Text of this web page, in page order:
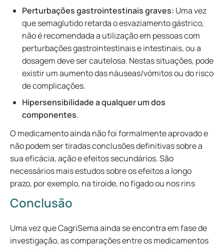
Perturbações gastrointestinais graves: Uma vez
que semaglutido retarda o esvaziamento gástrico,
não é recomendada a utilização em pessoas com
perturbações gastrointestinais e intestinais, ou a
dosagem deve ser cautelosa. Nestas situações, pode
existir um aumento das náuseas/vómitos ou do risco
de complicações.
Hipersensibilidade a qualquer um dos
componentes.
O medicamento ainda não foi formalmente aprovado e
não podem ser tiradas conclusões definitivas sobre a
sua eficácia, ação e efeitos secundários. São
necessários mais estudos sobre os efeitos a longo
prazo, por exemplo, na tiroide, no fígado ou nos rins
Conclusão
Uma vez que CagriSema ainda se encontra em fase de
investigação, as comparações entre os medicamentos